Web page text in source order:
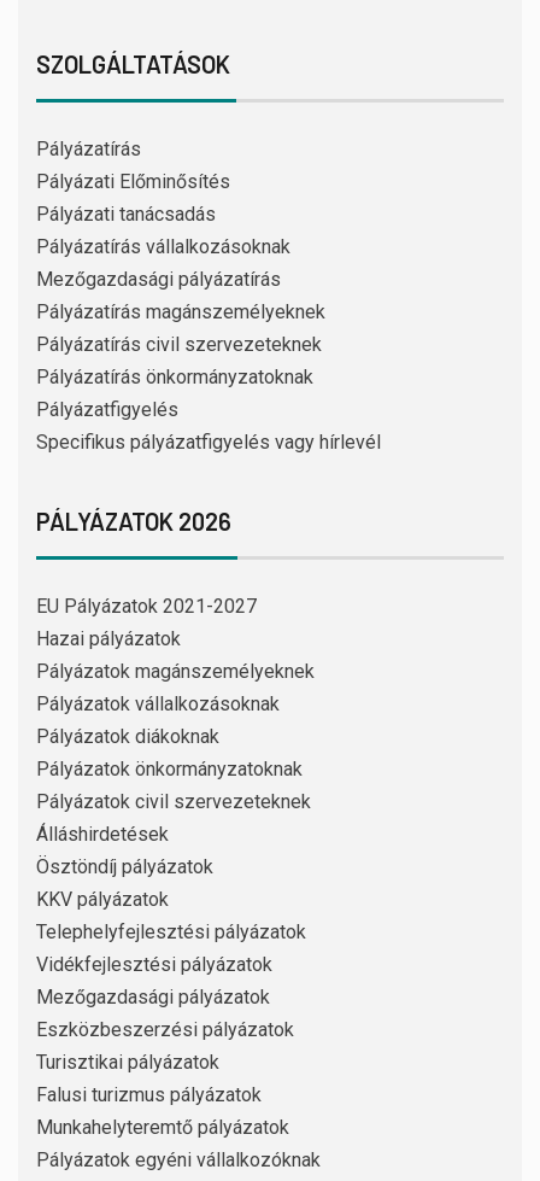
SZOLGÁLTATÁSOK
Pályázatírás
Pályázati Előminősítés
Pályázati tanácsadás
Pályázatírás vállalkozásoknak
Mezőgazdasági pályázatírás
Pályázatírás magánszemélyeknek
Pályázatírás civil szervezeteknek
Pályázatírás önkormányzatoknak
Pályázatfigyelés
Specifikus pályázatfigyelés vagy hírlevél
PÁLYÁZATOK 2026
EU Pályázatok 2021-2027
Hazai pályázatok
Pályázatok magánszemélyeknek
Pályázatok vállalkozásoknak
Pályázatok diákoknak
Pályázatok önkormányzatoknak
Pályázatok civil szervezeteknek
Álláshirdetések
Ösztöndíj pályázatok
KKV pályázatok
Telephelyfejlesztési pályázatok
Vidékfejlesztési pályázatok
Mezőgazdasági pályázatok
Eszközbeszerzési pályázatok
Turisztikai pályázatok
Falusi turizmus pályázatok
Munkahelyteremtő pályázatok
Pályázatok egyéni vállalkozóknak